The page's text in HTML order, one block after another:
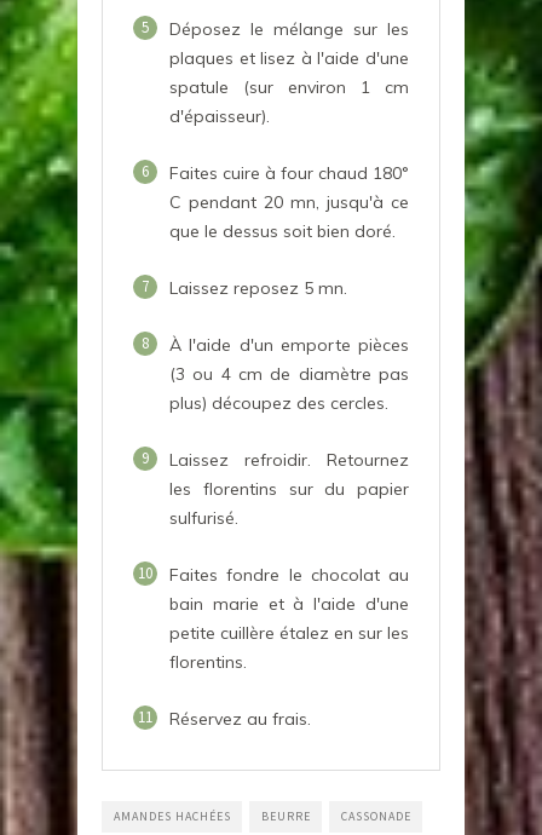
5
Déposez le mélange sur les
plaques et lisez à l'aide d'une
spatule (sur environ 1 cm
d'épaisseur).
6
Faites cuire à four chaud 180°
C pendant 20 mn, jusqu'à ce
que le dessus soit bien doré.
7 Laissez reposez 5 mn.
8
À l'aide d'un emporte pièces
(3 ou 4 cm de diamètre pas
plus) découpez des cercles.
9
Laissez refroidir. Retournez
les florentins sur du papier
sulfurisé.
10
Faites fondre le chocolat au
bain marie et à l'aide d'une
petite cuillère étalez en sur les
florentins.
11 Réservez au frais.
AMANDES HACHÉES BEURRE CASSONADE